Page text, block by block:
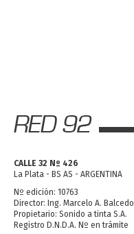
CALLE 32 Nº 426
La Plata - BS AS - ARGENTINA
Nº edición: 10763
Director: Ing. Marcelo A. Balcedo
Propietario: Sonido a tinta S.A.
Registro D.N.D.A. Nº en trámite